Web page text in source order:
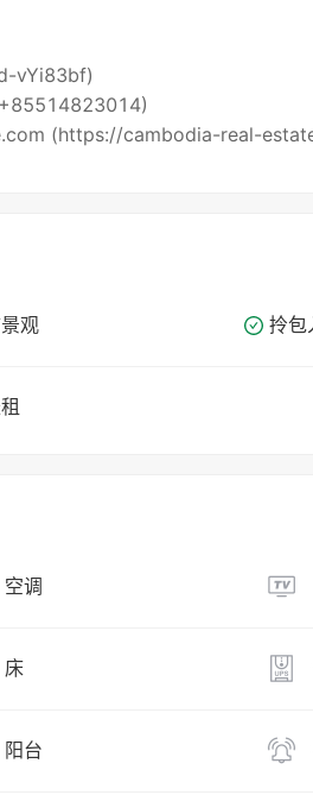
vYi83bf)
(https://cambodia-real-
观 拎包
空调
床
阳台